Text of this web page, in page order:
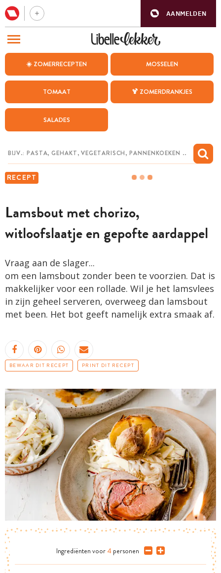
AANMELDEN
☀️ ZOMERRECEPTEN MOSSELEN
TOMAAT 🍹 ZOMERDRANKJES
SALADES
RECEPT
Lamsbout met chorizo,
witloofslaatje en gepofte aardappel
Vraag aan de slager...
om een lamsbout zonder been te voorzien. Dat is
makkelijker voor een rollade. Wil je het lamsvlees
in zijn geheel serveren, overweeg dan lamsbout
met been. Het bot geeft namelijk extra smaak af.
BEWAAR DIT RECEPT PRINT DIT RECEPT
Ingrediënten voor 4 personen
BEZOEK ONZE ANDERE WEBSITES
WEEKMENU
CHAT MET MAIA
MIJN BEWAARDE RECEPTEN